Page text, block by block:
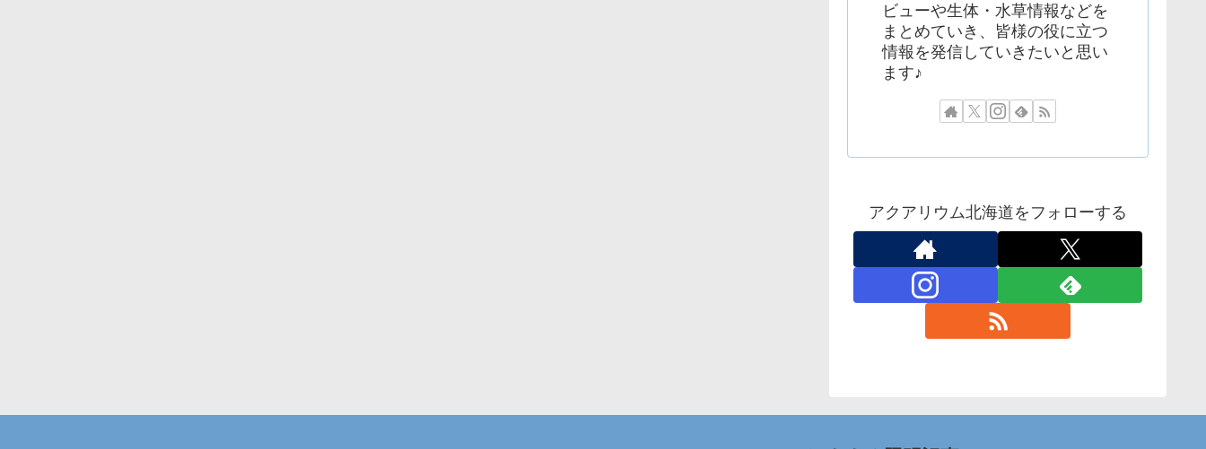
ビューや生体・水草情報などを
まとめていき、皆様の役に立つ
情報を発信していきたいと思い
ます♪
アクアリウム北海道をフォローする